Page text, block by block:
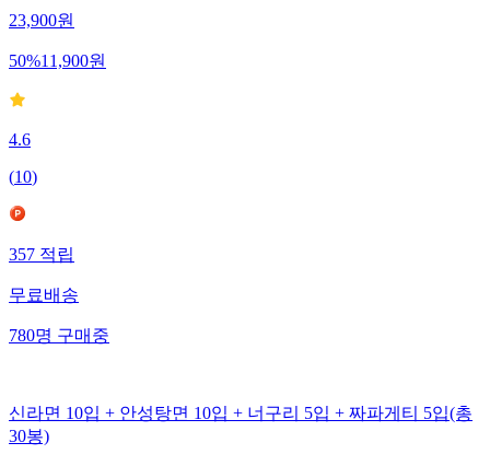
23,900원
50%11,900원
4.6
(10)
357 적립
무료배송
780명 구매중
신라면 10입 + 안성탕면 10입 + 너구리 5입 + 짜파게티 5입(총
30봉)